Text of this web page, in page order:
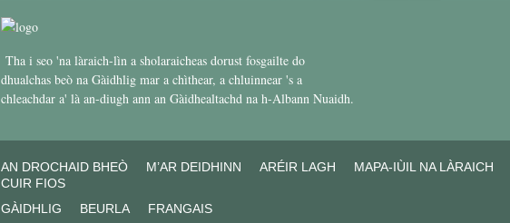
Tha i seo 'na làraich-lìn a sholaraicheas dorust fosgailte do
dhualchas beò na Gàidhlig mar a chìthear, a chluinnear 's a
chleachdar a' là an-diugh ann an Gàidhealtachd na h-Albann Nuaidh.
AN DROCHAID BHEÒ M’AR DEIDHINN ARÉIR LAGH
MAPA-IÙIL NA LÀRAICH
CUIR FIOS
GÀIDHLIG
BEURLA FRANGAIS